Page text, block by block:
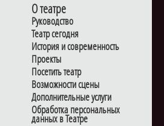
О театре
Руководство
Театр сегодня
История и современность
Проекты
Посетить театр
Возможности сцены
Дополнительные услуги
Обработка персональных
данных в Театре